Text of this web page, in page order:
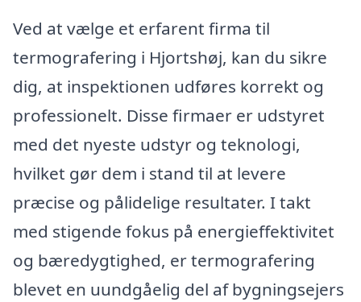
Ved at vælge et erfarent firma til
termografering i Hjortshøj, kan du sikre
dig, at inspektionen udføres korrekt og
professionelt. Disse firmaer er udstyret
med det nyeste udstyr og teknologi,
hvilket gør dem i stand til at levere
præcise og pålidelige resultater. I takt
med stigende fokus på energieffektivitet
og bæredygtighed, er termografering
blevet en uundgåelig del af bygningsejers